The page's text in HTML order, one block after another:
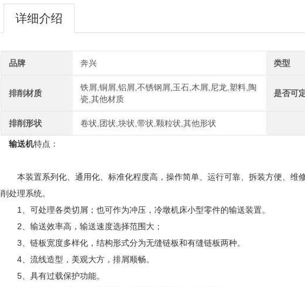
详细介绍
品牌 奔兴 类型
排削材质
铁屑,铜屑,铝屑,不锈钢屑,玉石,木屑,尼龙,塑料,陶
瓷,其他材质
是否可
排削形状 卷状,团状,块状,带状,颗粒状,其他形状
输送机特点：
本装置系列化、通用化、标准化程度高，操作简单、运行可靠、拆装方便、维
削处理系统。
1、可处理各类切屑；也可作为冲压，冷墩机床小型零件的输送装置。
2、输送效率高，输送速度选择范围大；
3、链板宽度多样化，结构形式分为无缝链板和有缝链板两种。
4、流线造型，美观大方，排屑顺畅。
5、具有过载保护功能。